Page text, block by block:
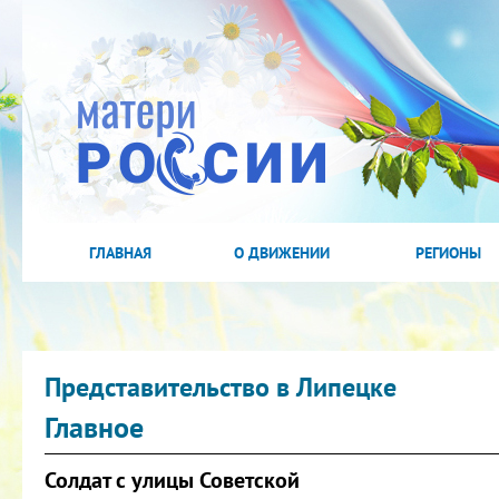
ГЛАВНАЯ О ДВИЖЕНИИ РЕГИОНЫ
Представительство в Липецке
Главное
Солдат с улицы Советской